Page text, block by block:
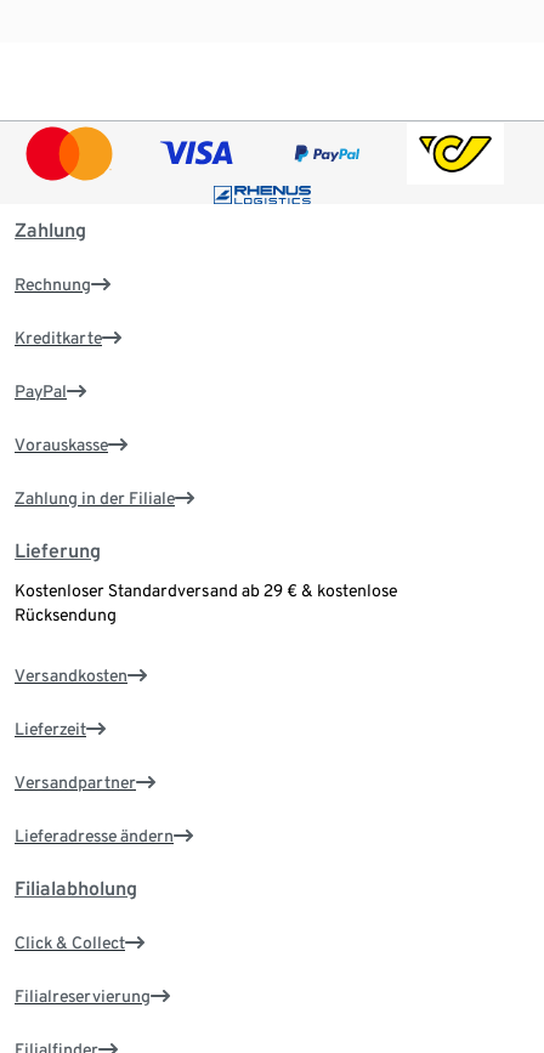
Zahlung
Rechnung
Kreditkarte
PayPal
Vorauskasse
Zahlung in der Filiale
Lieferung
Kostenloser Standardversand ab 29 € & kostenlose
Rücksendung
Versandkosten
Lieferzeit
Versandpartner
Lieferadresse ändern
Filialabholung
Click & Collect
Filialreservierung